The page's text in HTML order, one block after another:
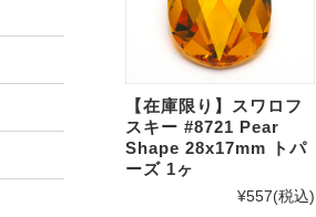
【在庫限り】スワロフ
スキー #8721 Pear
Shape 28x17mm トパ
ーズ 1ヶ
¥557(税込)